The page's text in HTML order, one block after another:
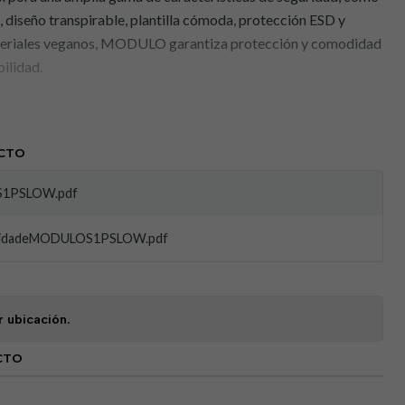
transpirable, plantilla cómoda, protección ESD y
veganos, MODULO garantiza protección y comodidad
material vegano duradero y flexible.
ubicación.